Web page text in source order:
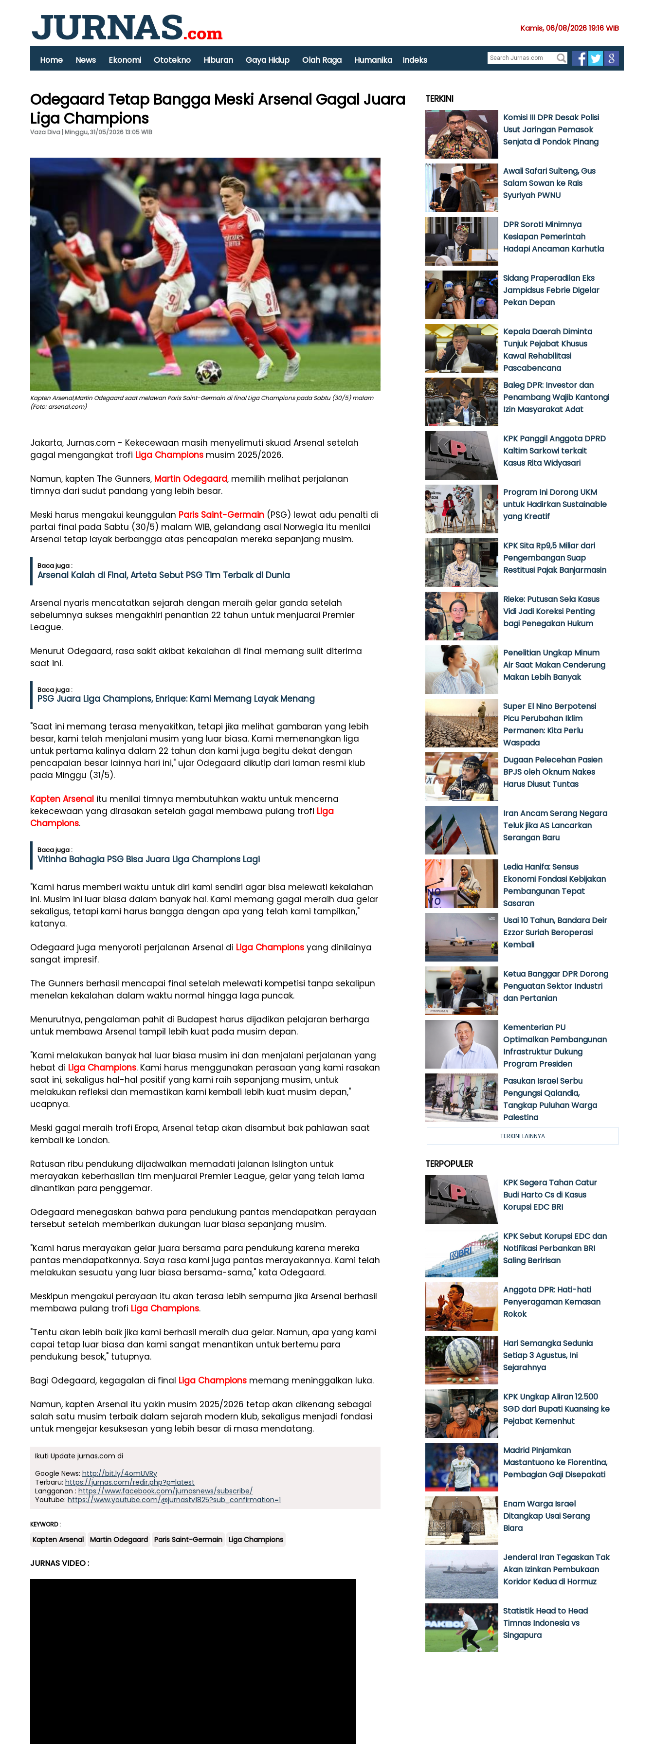
Kamis, 06/08/2026 19:16 WIB
Home News Ekonomi Ototekno Hiburan Gaya Hidup Olah Raga Humanika Indeks
Odegaard Tetap Bangga Meski Arsenal Gagal Juara
Liga Champions
Vaza Diva | Minggu, 31/05/2026 13:05 WIB
Kapten Arsenal,Martin Odegaard saat melawan Paris Saint-Germain di final Liga Champions pada Sabtu (30/5) malam
(Foto: arsenal.com)
Jakarta, Jurnas.com - Kekecewaan masih menyelimuti skuad Arsenal setelah
gagal mengangkat trofi Liga Champions musim 2025/2026.
Namun, kapten The Gunners, Martin Odegaard, memilih melihat perjalanan
timnya dari sudut pandang yang lebih besar.
Meski harus mengakui keunggulan Paris Saint-Germain (PSG) lewat adu penalti di
partai final pada Sabtu (30/5) malam WIB, gelandang asal Norwegia itu menilai
Arsenal tetap layak berbangga atas pencapaian mereka sepanjang musim.
Baca juga :
Arsenal Kalah di Final, Arteta Sebut PSG Tim Terbaik di Dunia
Arsenal nyaris mencatatkan sejarah dengan meraih gelar ganda setelah
sebelumnya sukses mengakhiri penantian 22 tahun untuk menjuarai Premier
League.
Menurut Odegaard, rasa sakit akibat kekalahan di final memang sulit diterima
saat ini.
Baca juga :
PSG Juara Liga Champions, Enrique: Kami Memang Layak Menang
"Saat ini memang terasa menyakitkan, tetapi jika melihat gambaran yang lebih
besar, kami telah menjalani musim yang luar biasa. Kami memenangkan liga
untuk pertama kalinya dalam 22 tahun dan kami juga begitu dekat dengan
pencapaian besar lainnya hari ini," ujar Odegaard dikutip dari laman resmi klub
pada Minggu (31/5).
Kapten Arsenal itu menilai timnya membutuhkan waktu untuk mencerna
kekecewaan yang dirasakan setelah gagal membawa pulang trofi Liga
Champions.
Baca juga :
Vitinha Bahagia PSG Bisa Juara Liga Champions Lagi
"Kami harus memberi waktu untuk diri kami sendiri agar bisa melewati kekalahan
ini. Musim ini luar biasa dalam banyak hal. Kami memang gagal meraih dua gelar
sekaligus, tetapi kami harus bangga dengan apa yang telah kami tampilkan,"
katanya.
Odegaard juga menyoroti perjalanan Arsenal di Liga Champions yang dinilainya
sangat impresif.
The Gunners berhasil mencapai final setelah melewati kompetisi tanpa sekalipun
menelan kekalahan dalam waktu normal hingga laga puncak.
Menurutnya, pengalaman pahit di Budapest harus dijadikan pelajaran berharga
untuk membawa Arsenal tampil lebih kuat pada musim depan.
"Kami melakukan banyak hal luar biasa musim ini dan menjalani perjalanan yang
hebat di Liga Champions. Kami harus menggunakan perasaan yang kami rasakan
saat ini, sekaligus hal-hal positif yang kami raih sepanjang musim, untuk
melakukan refleksi dan memastikan kami kembali lebih kuat musim depan,"
ucapnya.
Meski gagal meraih trofi Eropa, Arsenal tetap akan disambut bak pahlawan saat
kembali ke London.
Ratusan ribu pendukung dijadwalkan memadati jalanan Islington untuk
merayakan keberhasilan tim menjuarai Premier League, gelar yang telah lama
dinantikan para penggemar.
Odegaard menegaskan bahwa para pendukung pantas mendapatkan perayaan
tersebut setelah memberikan dukungan luar biasa sepanjang musim.
"Kami harus merayakan gelar juara bersama para pendukung karena mereka
pantas mendapatkannya. Saya rasa kami juga pantas merayakannya. Kami telah
melakukan sesuatu yang luar biasa bersama-sama," kata Odegaard.
Meskipun mengakui perayaan itu akan terasa lebih sempurna jika Arsenal berhasil
membawa pulang trofi Liga Champions.
"Tentu akan lebih baik jika kami berhasil meraih dua gelar. Namun, apa yang kami
capai tetap luar biasa dan kami sangat menantikan untuk bertemu para
pendukung besok," tutupnya.
Bagi Odegaard, kegagalan di final Liga Champions memang meninggalkan luka.
Namun, kapten Arsenal itu yakin musim 2025/2026 tetap akan dikenang sebagai
salah satu musim terbaik dalam sejarah modern klub, sekaligus menjadi fondasi
untuk mengejar kesuksesan yang lebih besar di masa mendatang.
Ikuti Update jurnas.com di
Google News: http://bit.ly/4omUVRy
Terbaru: https://jurnas.com/redir.php?p=latest
Langganan : https://www.facebook.com/jurnasnews/subscribe/
Youtube: https://www.youtube.com/@jurnastv1825?sub_confirmation=1
KEYWORD :
Kapten Arsenal Martin Odegaard Paris Saint-Germain Liga Champions
JURNAS VIDEO :
TERKINI
Komisi III DPR Desak Polisi
Usut Jaringan Pemasok
Senjata di Pondok Pinang
Awali Safari Sulteng, Gus
Salam Sowan ke Rais
Syuriyah PWNU
DPR Soroti Minimnya
Kesiapan Pemerintah
Hadapi Ancaman Karhutla
Sidang Praperadilan Eks
Jampidsus Febrie Digelar
Pekan Depan
Kepala Daerah Diminta
Tunjuk Pejabat Khusus
Kawal Rehabilitasi
Pascabencana
Baleg DPR: Investor dan
Penambang Wajib Kantongi
Izin Masyarakat Adat
KPK Panggil Anggota DPRD
Kaltim Sarkowi terkait
Kasus Rita Widyasari
Program Ini Dorong UKM
untuk Hadirkan Sustainable
yang Kreatif
KPK Sita Rp9,5 Miliar dari
Pengembangan Suap
Restitusi Pajak Banjarmasin
Rieke: Putusan Sela Kasus
Vidi Jadi Koreksi Penting
bagi Penegakan Hukum
Penelitian Ungkap Minum
Air Saat Makan Cenderung
Makan Lebih Banyak
Super El Nino Berpotensi
Picu Perubahan Iklim
Permanen: Kita Perlu
Waspada
Dugaan Pelecehan Pasien
BPJS oleh Oknum Nakes
Harus Diusut Tuntas
Iran Ancam Serang Negara
Teluk jika AS Lancarkan
Serangan Baru
Ledia Hanifa: Sensus
Ekonomi Fondasi Kebijakan
Pembangunan Tepat
Sasaran
Usai 10 Tahun, Bandara Deir
Ezzor Suriah Beroperasi
Kembali
Ketua Banggar DPR Dorong
Penguatan Sektor Industri
dan Pertanian
Kementerian PU
Optimalkan Pembangunan
Infrastruktur Dukung
Program Presiden
Pasukan Israel Serbu
Pengungsi Qalandia,
Tangkap Puluhan Warga
Palestina
TERKINI LAINNYA
TERPOPULER
KPK Segera Tahan Catur
Budi Harto Cs di Kasus
Korupsi EDC BRI
KPK Sebut Korupsi EDC dan
Notifikasi Perbankan BRI
Saling Beririsan
Anggota DPR: Hati-hati
Penyeragaman Kemasan
Rokok
Hari Semangka Sedunia
Setiap 3 Agustus, Ini
Sejarahnya
KPK Ungkap Aliran 12.500
SGD dari Bupati Kuansing ke
Pejabat Kemenhut
Madrid Pinjamkan
Mastantuono ke Fiorentina,
Pembagian Gaji Disepakati
Enam Warga Israel
Ditangkap Usai Serang
Biara
Jenderal Iran Tegaskan Tak
Akan Izinkan Pembukaan
Koridor Kedua di Hormuz
Statistik Head to Head
Timnas Indonesia vs
Singapura